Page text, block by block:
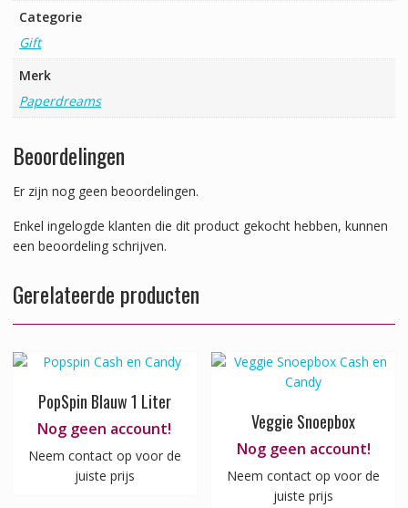
Categorie
Gift
Merk
Paperdreams
Beoordelingen
Er zijn nog geen beoordelingen.
Enkel ingelogde klanten die dit product gekocht hebben, kunnen
een beoordeling schrijven.
Gerelateerde producten
PopSpin Blauw 1 Liter
Nog geen account!
Neem contact op voor de
juiste prijs
Veggie Snoepbox
Nog geen account!
Neem contact op voor de
juiste prijs